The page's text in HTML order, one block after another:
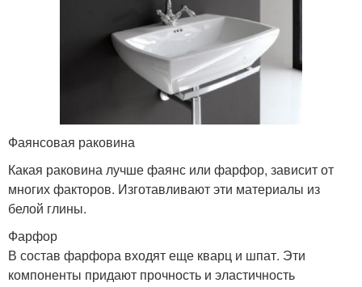
Фаянсовая раковина
Какая раковина лучше фаянс или фарфор, зависит от
многих факторов. Изготавливают эти материалы из
белой глины.
Фарфор
В состав фарфора входят еще кварц и шпат. Эти
компоненты придают прочность и эластичность